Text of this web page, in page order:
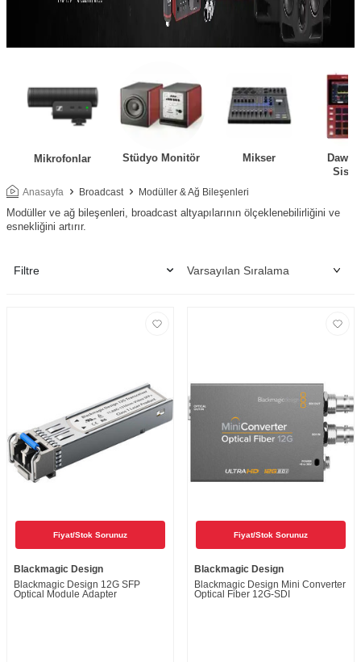
Mikrofonlar Stüdyo Monitör Mikser
Daw
Anasayfa Broadcast Modüller & Ağ Bileşenleri
Modüller ve ağ bileşenleri, broadcast altyapılarının ölçeklenebilirliğini ve
esnekliğini artırır.
Filtre
Fiyat/Stok Sorunuz
Blackmagic Design
Blackmagic Design 12G SFP
Optical Module Adapter
Fiyat/Stok Sorunuz
Blackmagic Design
Blackmagic Design Mini Converter
Optical Fiber 12G-SDI